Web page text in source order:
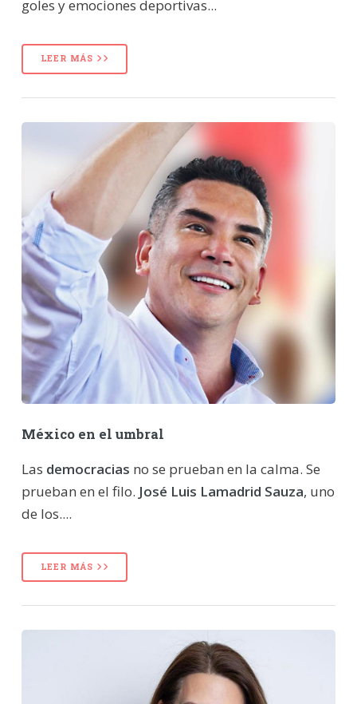
goles y emociones deportivas...
LEER MÁS
México en el umbral
Las democracias no se prueban en la calma. Se
prueban en el filo. José Luis Lamadrid Sauza, uno
de los....
LEER MÁS